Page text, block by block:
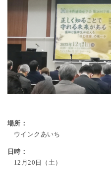
場所：
ウインクあいち
日時：
12月20日（土）